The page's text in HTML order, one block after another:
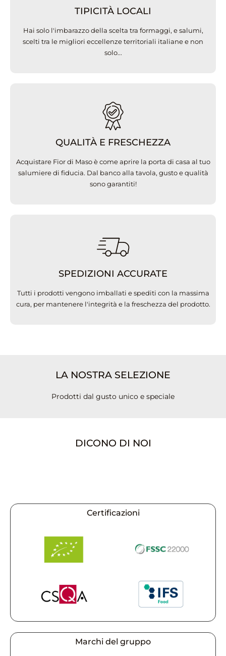
TIPICITÀ LOCALI
Hai solo l'imbarazzo della scelta tra formaggi, e salumi,
scelti tra le migliori eccellenze territoriali italiane e non
solo...
QUALITÀ E FRESCHEZZA
Acquistare Fior di Maso è come aprire la porta di casa al tuo
salumiere di fiducia. Dal banco alla tavola, gusto e qualità
sono garantiti!
SPEDIZIONI ACCURATE
Tutti i prodotti vengono imballati e spediti con la massima
cura, per mantenere l'integrità e la freschezza del prodotto.
LA NOSTRA SELEZIONE
Prodotti dal gusto unico e speciale
DICONO DI NOI
Certificazioni
Marchi del gruppo